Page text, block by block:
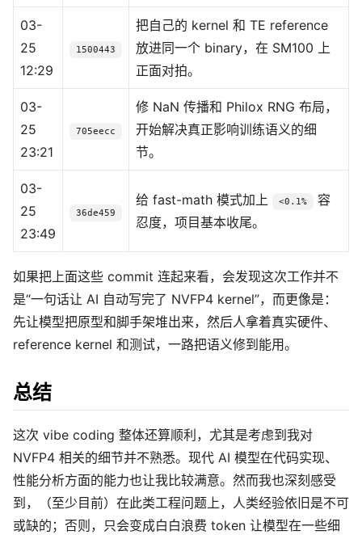
03-
25
12:29
1500443
把自己的 kernel 和 TE reference
放进同一个 binary，在 SM100 上
正面对拍。
03-
25
23:21
705eecc
修 NaN 传播和 Philox RNG 布局，
开始解决真正影响训练语义的细
节。
03-
25
23:49
36de459
给 fast-math 模式加上 <0.1%
容
忍度，项目基本收尾。
如果把上面这些 commit 连起来看，会发现这次工作并不
是“一句话让 AI 自动写完了 NVFP4 kernel”，而更像是：
先让模型把原型和脚手架堆出来，然后人拿着真实硬件、
reference kernel 和测试，一路把语义修到能用。
总结
这次 vibe coding 整体还算顺利，尤其是考虑到我对
NVFP4 相关的细节并不熟悉。现代 AI 模型在代码实现、
性能分析方面的能力也让我比较满意。然而我也深刻感受
到，（至少目前）在此类工程问题上，人类经验依旧是不可
或缺的；否则，只会变成白白浪费 token 让模型在一些细